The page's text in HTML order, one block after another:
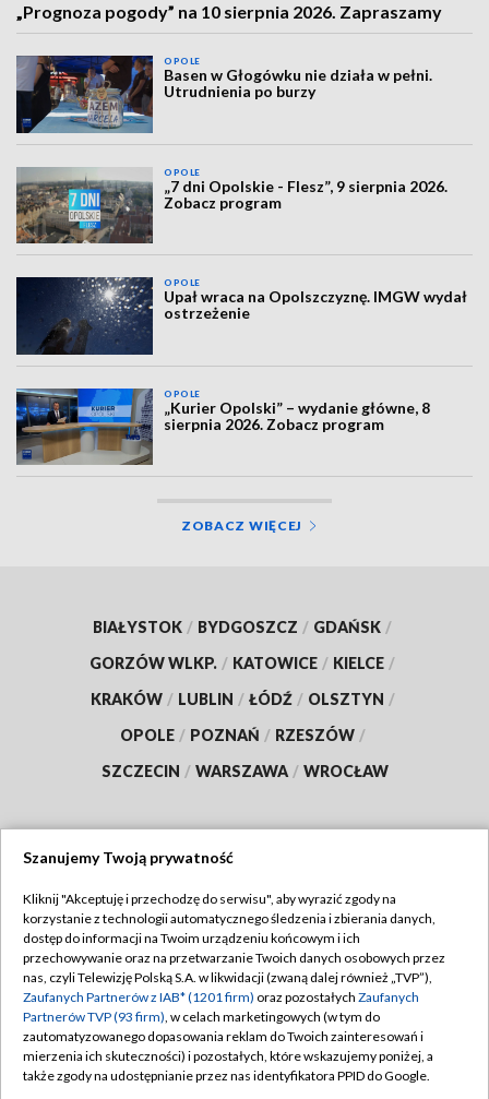
„Prognoza pogody” na 10 sierpnia 2026. Zapraszamy
OPOLE
Basen w Głogówku nie działa w pełni.
Utrudnienia po burzy
OPOLE
„7 dni Opolskie - Flesz”, 9 sierpnia 2026.
Zobacz program
OPOLE
Upał wraca na Opolszczyznę. IMGW wydał
ostrzeżenie
OPOLE
„Kurier Opolski” – wydanie główne, 8
sierpnia 2026. Zobacz program
ZOBACZ WIĘCEJ
BIAŁYSTOK / BYDGOSZCZ / GDAŃSK /
GORZÓW WLKP. / KATOWICE / KIELCE /
KRAKÓW / LUBLIN / ŁÓDŹ / OLSZTYN /
OPOLE / POZNAŃ / RZESZÓW /
SZCZECIN / WARSZAWA / WROCŁAW
TVP
Abonament TVP
Emisja w TVP
Centrum informacji TVP
Naziemna Telewizja Cyfrowa
Regulamin TVP
Polityka prywatności
Moje zgody
Pomoc
Szanujemy Twoją prywatność
Kliknij "Akceptuję i przechodzę do serwisu", aby wyrazić zgody na
korzystanie z technologii automatycznego śledzenia i zbierania danych,
dostęp do informacji na Twoim urządzeniu końcowym i ich
przechowywanie oraz na przetwarzanie Twoich danych osobowych przez
nas, czyli Telewizję Polską S.A. w likwidacji (zwaną dalej również „TVP”),
Zaufanych Partnerów z IAB* (1201 firm) oraz pozostałych Zaufanych
Partnerów TVP (93 firm), w celach marketingowych (w tym do
zautomatyzowanego dopasowania reklam do Twoich zainteresowań i
mierzenia ich skuteczności) i pozostałych, które wskazujemy poniżej, a
także zgody na udostępnianie przez nas identyfikatora PPID do Google.